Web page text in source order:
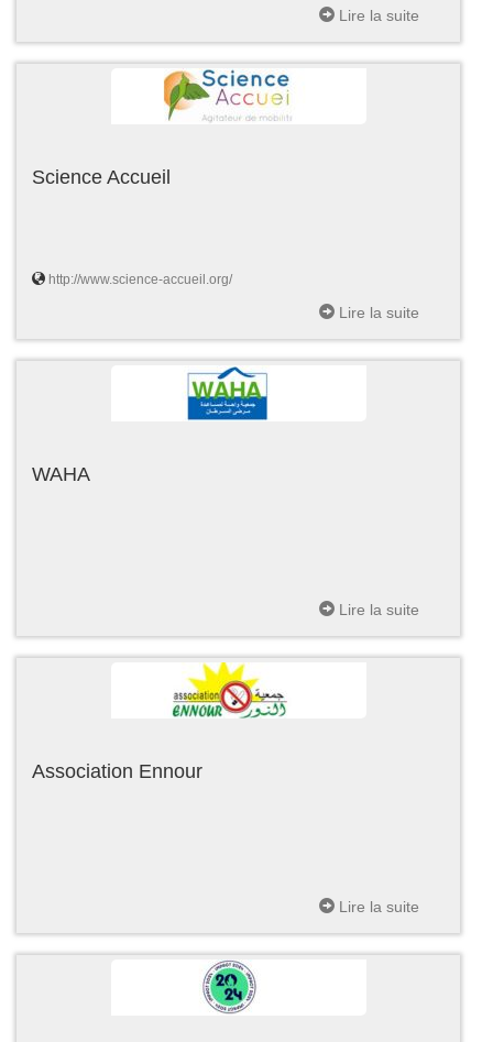
Lire la suite
Science Accueil
http://www.science-accueil.org/
Lire la suite
WAHA
Lire la suite
Association Ennour
Lire la suite